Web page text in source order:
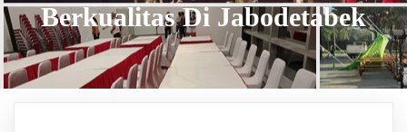
Berkualitas Di Jabodetabek